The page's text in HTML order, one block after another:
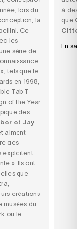
lors du
la
Ce
les
série de
tels que le
en 1998,
Tab T
of the Year
des
et Jay
aiment
des
exploitent
». Ils ont
que
créations
musées du
ou le
à
que
En